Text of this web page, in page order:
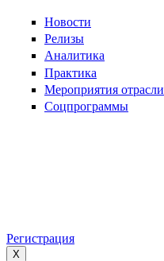
Новости
Релизы
Аналитика
Практика
Мероприятия отрасли
Соцпрограммы
Регистрация
X